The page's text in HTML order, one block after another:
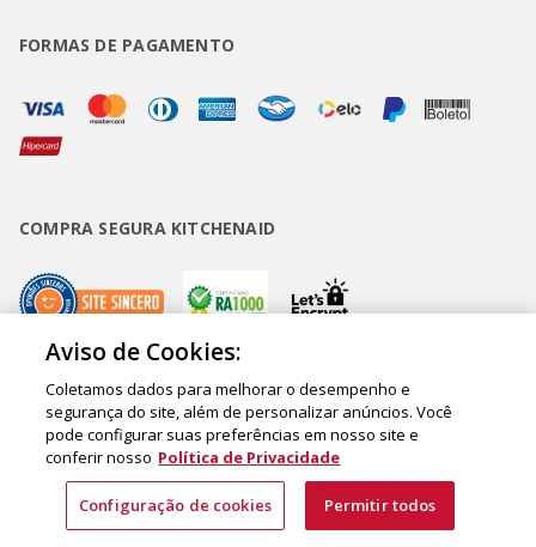
FORMAS DE PAGAMENTO
COMPRA SEGURA KITCHENAID
Copyright • BUD Comércio de Eletrodomésticos Ltda. ® 2020 - CNPJ
62.058.318/0007-76. - Inscrição Municipal/Estadual 148.044.198.118 Sede:
Rua Olympia Semeraro, 675 - Jardim Santa Emília - CEP 04183-090 - São
Paulo - SP - Brasil
Aviso de Cookies:
Coletamos dados para melhorar o desempenho e
segurança do site, além de personalizar anúncios. Você
pode configurar suas preferências em nosso site e
conferir nosso Política de Privacidade
Configuração de cookies Permitir todos